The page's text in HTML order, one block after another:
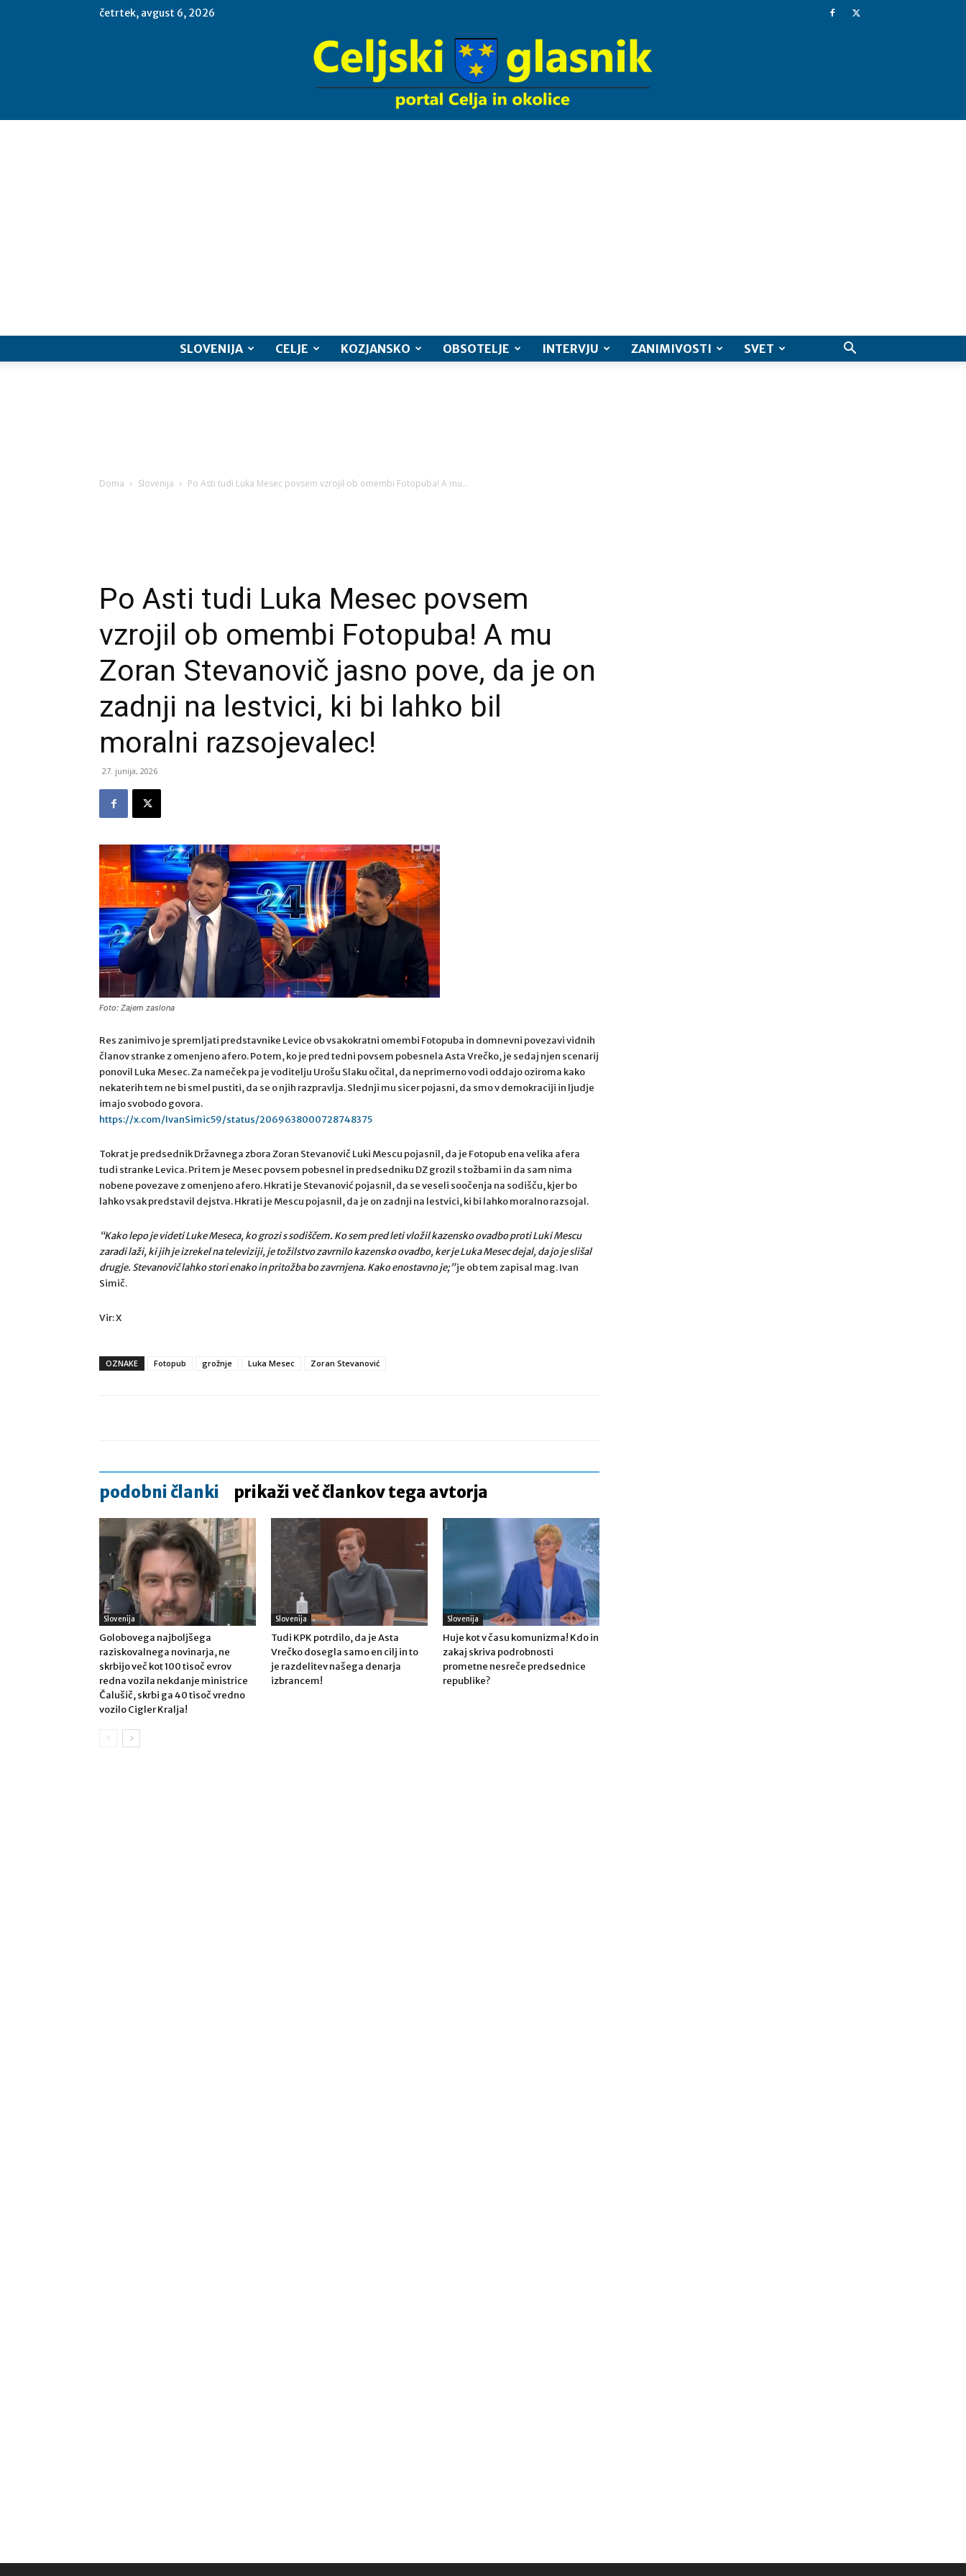
četrtek, avgust 6, 2026
SLOVENIJA CELJE KOZJANSKO OBSOTELJE INTERVJU ZANIMIVOSTI SVET
Doma Slovenija Po Asti tudi Luka Mesec povsem vzrojil ob omembi Fotopuba! A mu...
Po Asti tudi Luka Mesec povsem
vzrojil ob omembi Fotopuba! A mu
Zoran Stevanovič jasno pove, da je on
zadnji na lestvici, ki bi lahko bil
moralni razsojevalec!
27. junija, 2026
Foto: Zajem zaslona
Res zanimivo je spremljati predstavnike Levice ob vsakokratni omembi Fotopuba in domnevni povezavi vidnih
članov stranke z omenjeno afero. Po tem, ko je pred tedni povsem pobesnela Asta Vrečko, je sedaj njen scenarij
ponovil Luka Mesec. Za nameček pa je voditelju Urošu Slaku očital, da neprimerno vodi oddajo oziroma kako
nekaterih tem ne bi smel pustiti, da se o njih razpravlja. Slednji mu sicer pojasni, da smo v demokraciji in ljudje
imajo svobodo govora.
https://x.com/IvanSimic59/status/2069638000728748375
Tokrat je predsednik Državnega zbora Zoran Stevanovič Luki Mescu pojasnil, da je Fotopub ena velika afera
tudi stranke Levica. Pri tem je Mesec povsem pobesnel in predsedniku DZ grozil s tožbami in da sam nima
nobene povezave z omenjeno afero. Hkrati je Stevanović pojasnil, da se veseli soočenja na sodišču, kjer bo
lahko vsak predstavil dejstva. Hkrati je Mescu pojasnil, da je on zadnji na lestvici, ki bi lahko moralno razsojal.
“Kako lepo je videti Luke Meseca, ko grozi s sodiščem. Ko sem pred leti vložil kazensko ovadbo proti Luki Mescu
zaradi laži, ki jih je izrekel na televiziji, je tožilstvo zavrnilo kazensko ovadbo, ker je Luka Mesec dejal, da jo je slišal
drugje. Stevanovič lahko stori enako in pritožba bo zavrnjena. Kako enostavno je;”je ob tem zapisal mag. Ivan
Simič.
Vir: X
OZNAKE Fotopub grožnje Luka Mesec Zoran Stevanović
podobni članki prikaži več člankov tega avtorja
Slovenija
Golobovega najboljšega
raziskovalnega novinarja, ne
skrbijo več kot 100 tisoč evrov
redna vozila nekdanje ministrice
Čalušič, skrbi ga 40 tisoč vredno
vozilo Cigler Kralja!
Slovenija
Tudi KPK potrdilo, da je Asta
Vrečko dosegla samo en cilj in to
je razdelitev našega denarja
izbrancem!
Slovenija
Huje kot v času komunizma! Kdo in
zakaj skriva podrobnosti
prometne nesreče predsednice
republike?